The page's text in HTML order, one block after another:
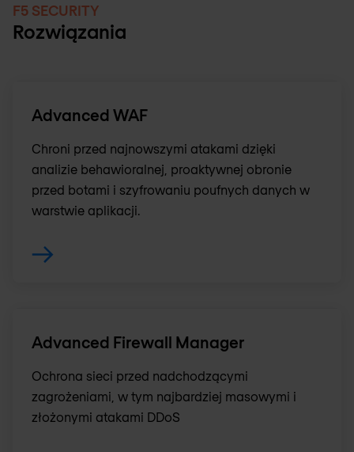
F5 SECURITY
Rozwiązania
Advanced WAF
Chroni przed najnowszymi atakami dzięki
analizie behawioralnej, proaktywnej obronie
przed botami i szyfrowaniu poufnych danych w
warstwie aplikacji.
Advanced Firewall Manager
Ochrona sieci przed nadchodzącymi
zagrożeniami, w tym najbardziej masowymi i
złożonymi atakami DDoS